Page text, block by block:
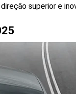
superior e